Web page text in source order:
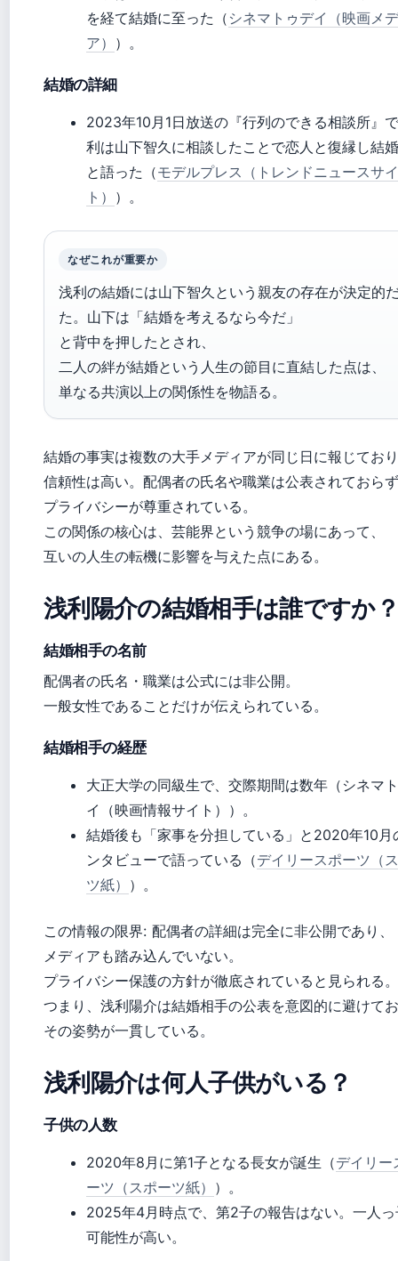
を経て結婚に至った（ シネマトゥデイ（映画メ
ア） ）。
結婚の詳細
2023年10月1日放送の『行列のできる相談所』
利は山下智久に相談したことで恋人と復縁し結
と語った（モデルプレス（トレンドニュースサイ
ト） ）。
なぜこれが重要か
浅利の結婚には山下智久という親友の存在が決定的
た。山下は「結婚を考えるなら今だ」
と背中を押したとされ、
二人の絆が結婚という人生の節目に直結した点は、
単なる共演以上の関係性を物語る。
結婚の事実は複数の大手メディアが同じ日に報じてお
信頼性は高い。配偶者の氏名や職業は公表されておら
プライバシーが尊重されている。
この関係の核心は、芸能界という競争の場にあって、
互いの人生の転機に影響を与えた点にある。
浅利陽介の結婚相手は誰ですか？
結婚相手の名前
配偶者の氏名・職業は公式には非公開。
一般女性であることだけが伝えられている。
結婚相手の経歴
大正大学の同級生で、交際期間は数年（シネマ
イ（映画情報サイト））。
結婚後も「家事を分担している」と2020年10月
ンタビューで語っている（デイリースポーツ（
ツ紙） ）。
この情報の限界: 配偶者の詳細は完全に非公開であり、
メディアも踏み込んでいない。
プライバシー保護の方針が徹底されていると見られる。
つまり、浅利陽介は結婚相手の公表を意図的に避けて
その姿勢が一貫している。
浅利陽介は何人子供がいる？
子供の人数
2020年8月に第1子となる長女が誕生（デイリー
ーツ（スポーツ紙） ）。
2025年4月時点で、第2子の報告はない。一人
可能性が高い。